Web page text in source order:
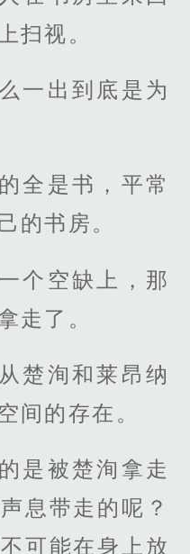
扫视。
一出到底是为
全是书，平常
的书房。
个空缺上，那
走了。
楚洵和莱昂纳
间的存在。
是被楚洵拿走
息带走的呢？
可能在身上放